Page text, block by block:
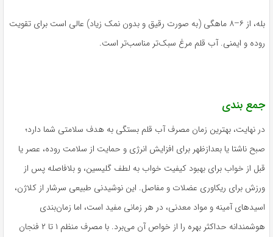
بله، از ۶–۸ ماهگی (به صورت رقیق و بدون نمک زیاد) عالی است برای تقویت
روده و ایمنی. آب قلم مرغ سبک‌تر مناسب‌تر است.
جمع بندی
در نهایت، بهترین زمان مصرف آب قلم بستگی به هدف سلامتی شما دارد؛
صبح ناشتا یا بعدازظهر برای افزایش انرژی و حمایت از سلامت روده، عصر یا
قبل از خواب برای بهبود کیفیت خواب به لطف گلیسین، و بلافاصله پس از
ورزش برای ریکاوری عضلات و مفاصل. این نوشیدنی طبیعی سرشار از کلاژن،
اسیدهای آمینه و مواد معدنی، در هر زمانی مفید است، اما زمان‌بندی
هوشمندانه حداکثر بهره را از خواص آن می‌برد. با مصرف منظم ۱ تا ۲ فنجان